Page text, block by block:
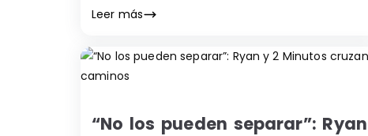
Leer más
“No los pueden separar”: Ryan